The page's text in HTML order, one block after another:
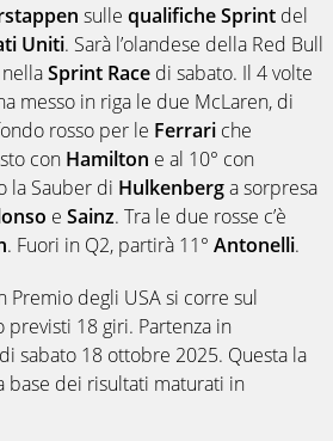
sulle qualifiche Sprint del
Uniti. Sarà l’olandese della Red Bull
Sprint Race di sabato. Il 4 volte
messo in riga le due McLaren, di
rosso per le Ferrari che
con Hamilton e al 10° con
la Sauber di Hulkenberga sorpresa
e Sainz. Tra le due rosse c’è
. Fuori in Q2, partirà 11° Antonelli.
Premio degli USA si corre sul
previsti 18 giri. Partenza in
sabato 18 ottobre 2025. Questa la
base dei risultati maturati in